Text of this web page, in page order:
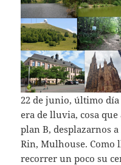
22 de junio, último
era de lluvia, cosa
plan B, desplazarnos
Rin, Mulhouse. Como
recorrer un poco su